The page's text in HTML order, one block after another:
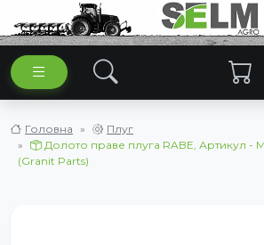
Головна
Плуг
Долото праве плуга RABE, Артикул -
(Granit Parts)